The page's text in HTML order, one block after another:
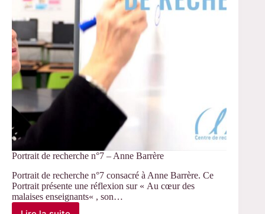
Portrait de recherche n°7 – Anne Barrère
Portrait de recherche n°7 consacré à Anne Barrère. Ce
Portrait présente une réflexion sur « Au cœur des
malaises enseignants« , son…